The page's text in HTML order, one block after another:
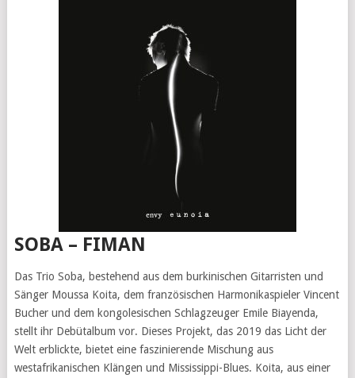
SOBA – FIMAN
Das Trio Soba, bestehend aus dem burkinischen Gitarristen und
Sänger Moussa Koita, dem französischen Harmonikaspieler Vincent
Bucher und dem kongolesischen Schlagzeuger Emile Biayenda,
stellt ihr Debütalbum vor. Dieses Projekt, das 2019 das Licht der
Welt erblickte, bietet eine faszinierende Mischung aus
westafrikanischen Klängen und Mississippi-Blues. Koita, aus einer